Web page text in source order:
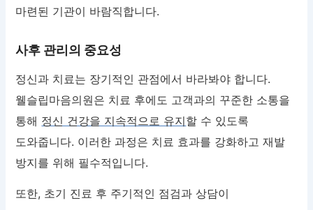
마련된 기관이 바람직합니다.
사후 관리의 중요성
정신과 치료는 장기적인 관점에서 바라봐야 합니다.
웰슬립마음의원은 치료 후에도 고객과의 꾸준한 소통을
통해 정신 건강을 지속적으로 유지할 수 있도록
도와줍니다. 이러한 과정은 치료 효과를 강화하고 재발
방지를 위해 필수적입니다.
또한, 초기 진료 후 주기적인 점검과 상담이